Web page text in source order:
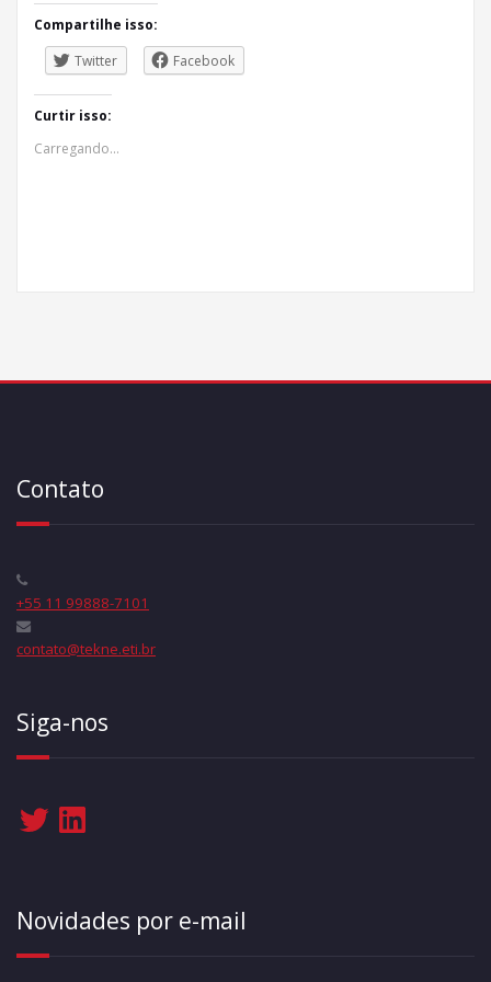
Compartilhe isso:
Twitter
Facebook
Curtir isso:
Carregando...
Contato
+55 11 99888-7101
contato@tekne.eti.br
Siga-nos
TwitterLinkedIn
Novidades por e-mail